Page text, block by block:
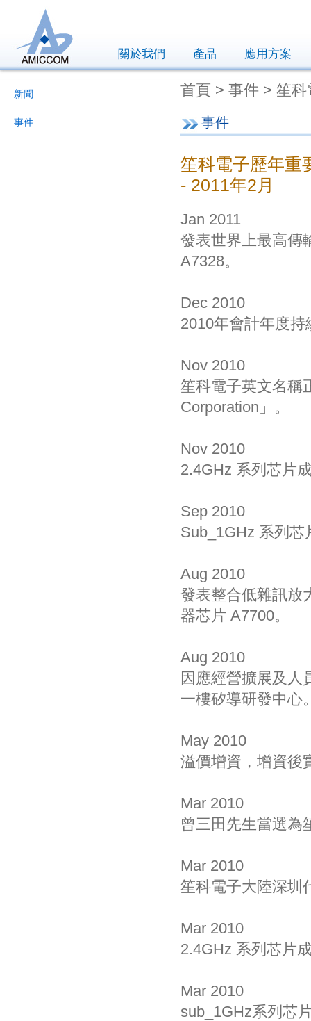
關於我們 產品 應用方案
新聞
事件
首頁 > 事件 > 笙
事件
笙科電子歷年重
- 2011年2月
Jan 2011
發表世界上最高傳
A7328。
Dec 2010
2010年會計年度持
Nov 2010
笙科電子英文名稱
Corporation」。
Nov 2010
2.4GHz 系列芯片
Sep 2010
Sub_1GHz 系列
Aug 2010
發表整合低雜訊放
器芯片 A7700。
Aug 2010
因應經營擴展及人
一樓矽導研發中心
May 2010
溢價增資，增資後
Mar 2010
曾三田先生當選為
Mar 2010
笙科電子大陸深圳
Mar 2010
2.4GHz 系列芯片
Mar 2010
sub_1GHz系列芯